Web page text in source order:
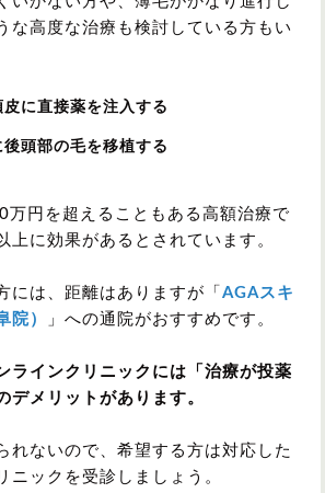
な高度な治療も検討している方もい
に直接薬を注入する
頭部の毛を移植する
万円を超えることもある高額治療で
上に効果があるとされています。
には、距離はありますが「 AGAスキ
院）
」への通院がおすすめです。
ラインクリニックには「治療が投薬
デメリットがあります。
れないので、希望する方は対応した
ニックを受診しましょう。